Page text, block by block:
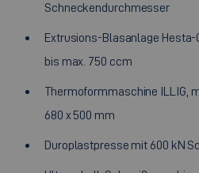
Schneckendurchmesser
Extrusions-Blasanlage
bis max. 750 ccm
Thermoformmaschine ILLIG,
680 x 500 mm
Duroplastpresse mit 600 kN